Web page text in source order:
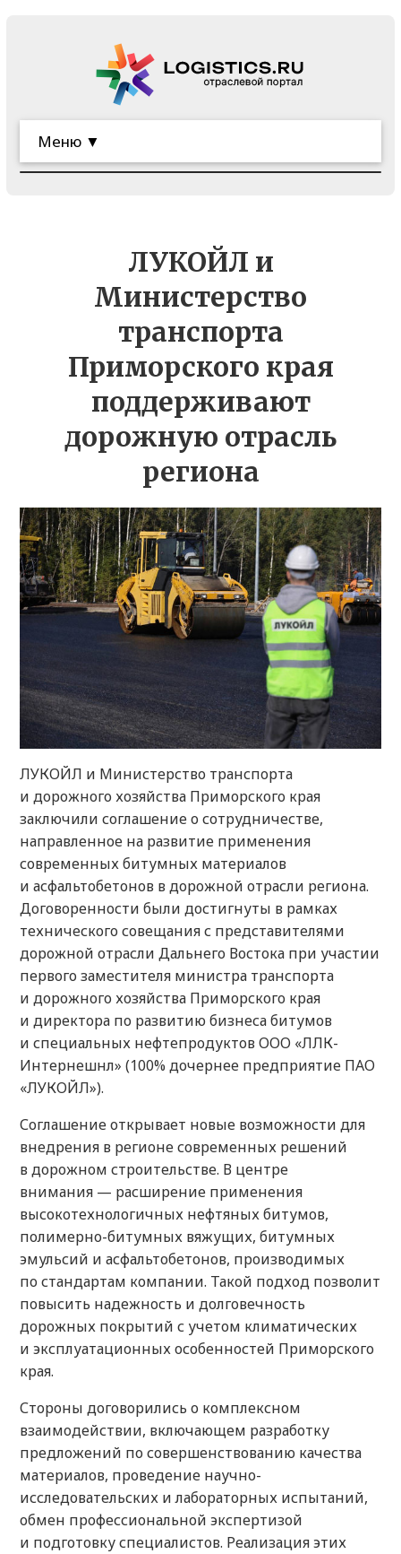
Меню ▼
ЛУКОЙЛ и
Министерство
транспорта
Приморского края
поддерживают
дорожную отрасль
региона
ЛУКОЙЛ и Министерство транспорта
и дорожного хозяйства Приморского края
заключили соглашение о сотрудничестве,
направленное на развитие применения
современных битумных материалов
и асфальтобетонов в дорожной отрасли региона.
Договоренности были достигнуты в рамках
технического совещания с представителями
дорожной отрасли Дальнего Востока при участии
первого заместителя министра транспорта
и дорожного хозяйства Приморского края
и директора по развитию бизнеса битумов
и специальных нефтепродуктов ООО «ЛЛК-
Интернешнл» (100% дочернее предприятие ПАО
«ЛУКОЙЛ»).
Соглашение открывает новые возможности для
внедрения в регионе современных решений
в дорожном строительстве. В центре
внимания — расширение применения
высокотехнологичных нефтяных битумов,
полимерно-битумных вяжущих, битумных
эмульсий и асфальтобетонов, производимых
по стандартам компании. Такой подход позволит
повысить надежность и долговечность
дорожных покрытий с учетом климатических
и эксплуатационных особенностей Приморского
края.
Стороны договорились о комплексном
взаимодействии, включающем разработку
предложений по совершенствованию качества
материалов, проведение научно-
исследовательских и лабораторных испытаний,
обмен профессиональной экспертизой
и подготовку специалистов. Реализация этих